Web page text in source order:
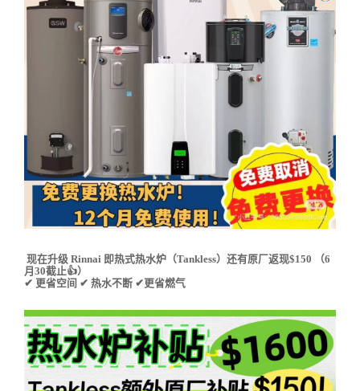
现在升级 Rinnai 即热式热水炉（Tankless）还有原厂返现$150 （6
月30截止👍）
✔ 更省空间 ✔ 热水不断 ✔更省燃气